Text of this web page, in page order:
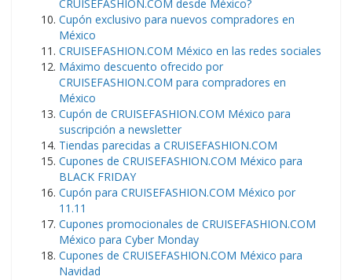
CRUISEFASHION.COM desde México?
Cupón exclusivo para nuevos compradores en
México
CRUISEFASHION.COM México en las redes sociales
Máximo descuento ofrecido por
CRUISEFASHION.COM para compradores en
México
Cupón de CRUISEFASHION.COM México para
suscripción a newsletter
Tiendas parecidas a CRUISEFASHION.COM
Cupones de CRUISEFASHION.COM México para
BLACK FRIDAY
Cupón para CRUISEFASHION.COM México por
11.11
Cupones promocionales de CRUISEFASHION.COM
México para Cyber Monday
Cupones de CRUISEFASHION.COM México para
Navidad